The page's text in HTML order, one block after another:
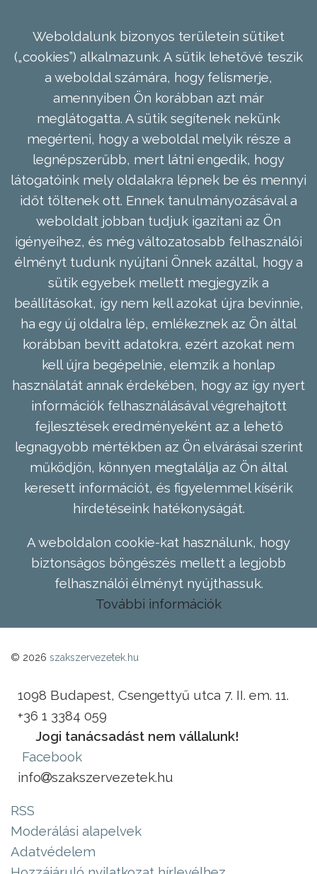
Weboldalunk bizonyos területein sütiket
(„cookies”) alkalmazunk. A sütik lehetővé teszik
a weboldal számára, hogy felismerje,
amennyiben Ön korábban azt már
meglátogatta. A sütik segítenek nekünk
megérteni, hogy a weboldal melyik része a
legnépszerűbb, mert látni engedik, hogy
látogatóink mely oldalakra lépnek be és mennyi
időt töltenek ott. Ennek tanulmányozásával a
weboldalt jobban tudjuk igazítani az Ön
igényeihez, és még változatosabb felhasználói
élményt tudunk nyújtani Önnek azáltal, hogy a
sütik egyebek mellett megjegyzik a
beállításokat, így nem kell azokat újra bevinnie,
ha egy új oldalra lép, emlékeznek az Ön által
korábban bevitt adatokra, ezért azokat nem
kell újra begépelnie, elemzik a honlap
használatát annak érdekében, hogy az így nyert
információk felhasználásával végrehajtott
fejlesztések eredményeként az a lehető
legnagyobb mértékben az Ön elvárásai szerint
működjön, könnyen megtalálja az Ön által
keresett információt, és figyelemmel kísérik
hirdetéseink hatékonyságát.
A weboldalon cookie-kat használunk, hogy
biztonságos böngészés mellett a legjobb
felhasználói élményt nyújthassuk.
További információk
© 2026 szakszervezetek.hu
1098 Budapest, Csengettyű utca 7. II. em. 11.
+36 1 3384 059
Jogi tanácsadást nem vállalunk!
Facebook
info
szakszervezetek.hu
RSS
Moderálási alapelvek
Adatvédelem